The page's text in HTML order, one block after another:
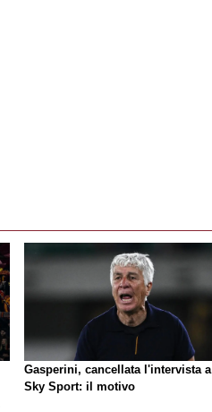
Gasperini, cancellata l'intervista a
Sky Sport: il motivo